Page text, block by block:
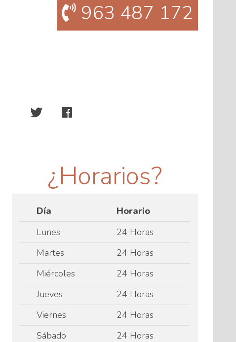
963 487 172
¿Horarios?
Día
Horario
Lunes
24 Horas
Martes
24 Horas
Miércoles
24 Horas
Jueves
24 Horas
Viernes
24 Horas
Sábado
24 Horas